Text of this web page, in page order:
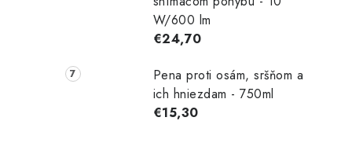
W/600 lm
€24,70
Pena proti osám, sršňom a
ich hniezdam - 750ml
€15,30